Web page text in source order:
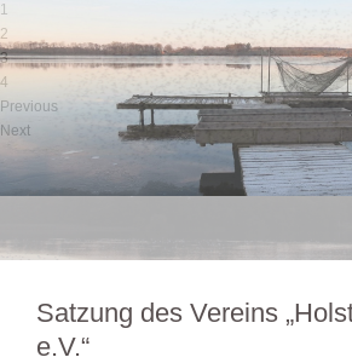
1
2
3
4
Previous
Next
Satzung des Vereins
e.V.“